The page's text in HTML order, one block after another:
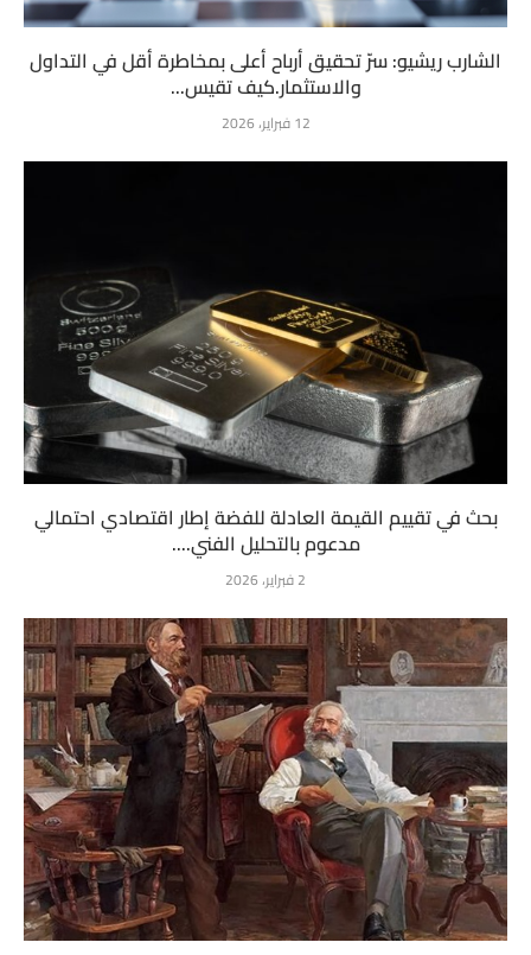
الشارب ريشيو: سرّ تحقيق أرباح أعلى بمخاطرة أقل في التداول
والاستثمار.كيف تقيس...
12 فبراير، 2026
بحث في تقييم القيمة العادلة للفضة إطار اقتصادي احتمالي
مدعوم بالتحليل الفني....
2 فبراير، 2026